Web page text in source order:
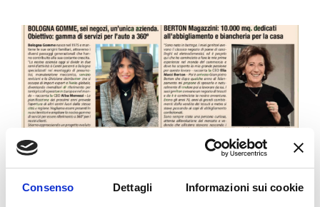
Consenso Dettagli Informazioni sui cookie